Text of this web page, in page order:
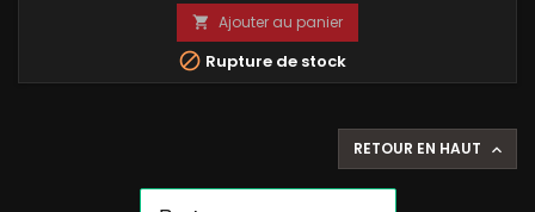
 Ajouter au panier
 Rupture de stock
RETOUR EN HAUT 